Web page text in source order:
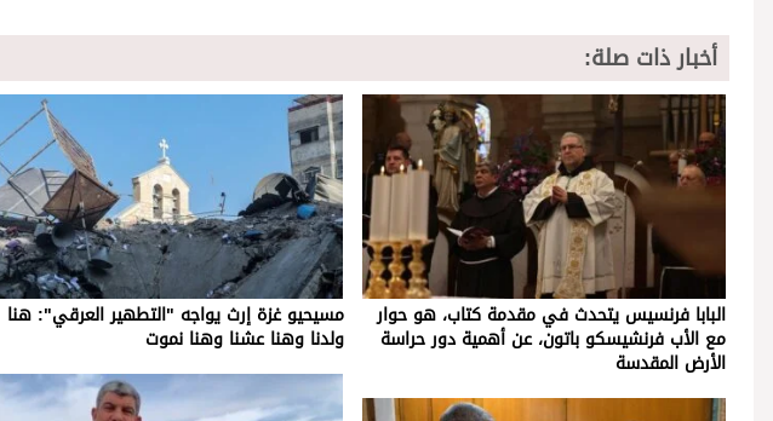
أخبار ذات صلة:
البابا فرنسيس يتحدث في مقدمة كتاب، هو حوار
مع الأب فرنشيسكو باتون، عن أهمية دور حراسة
الأرض المقدسة
مسيحيو غزة إرث يواجه "التطهير العرقي": هنا
ولدنا وهنا عشنا وهنا نموت